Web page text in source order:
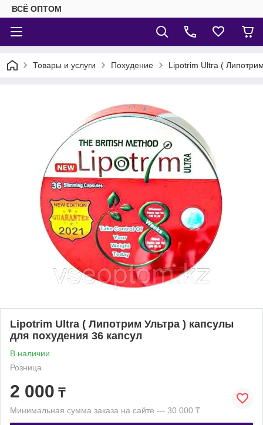
ВСЁ ОПТОМ
Товары и услуги Похудение Lipotrim Ultra (
Lipotrim Ultra ( Липотрим Ультра ) капсулы
для похудения 36 капсул
В наличии
Розница
2 000 ₸
Минимальная сумма заказа на сайте — 30 000 ₸